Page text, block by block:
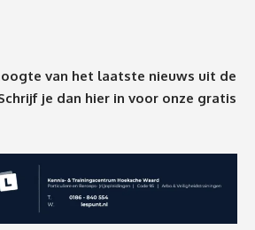
van het laatste nieuws uit de
je dan hier in voor onze gratis